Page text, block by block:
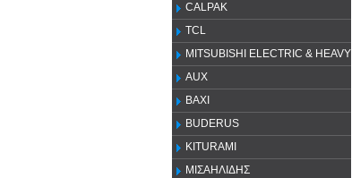
CALPAK
TCL
MITSUBISHI ELECTRIC & HEAVY
AUX
ΒΑΧΙ
BUDERUS
KITURAMI
ΜΙΣΑΗΛΙΔΗΣ